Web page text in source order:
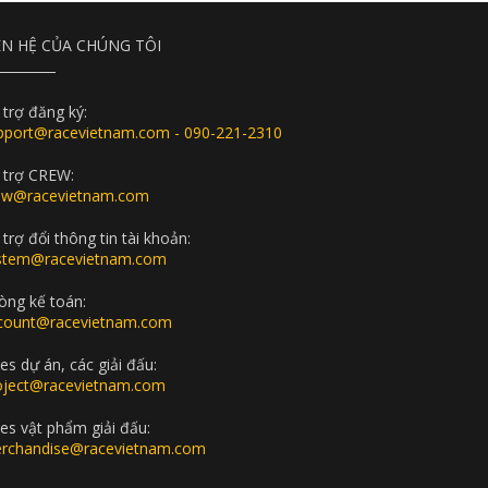
HỆ CỦA CHÚNG TÔI
trợ đăng ký:
- 090-221-2310
CREW:
trợ đổi thông tin tài khoản:
kế toán:
dự án, các giải đấu:
vật phẩm giải đấu: